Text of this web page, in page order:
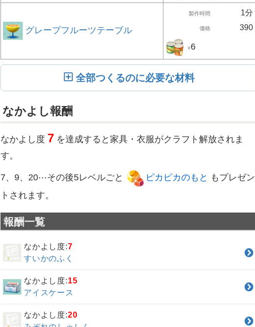
グレープフルーツテーブル
製作時間 1分
価格 390
x6
全部つくるのに必要な材料
なかよし報酬
なかよし度 7 を達成すると家具・衣服がクラフト解放されま
す。
7、9、20⋯その後5レベルごと ピカピカのもと もプレゼン
トされます。
報酬一覧
なかよし度:7
すいかのふく
なかよし度:15
アイスケース
なかよし度:20